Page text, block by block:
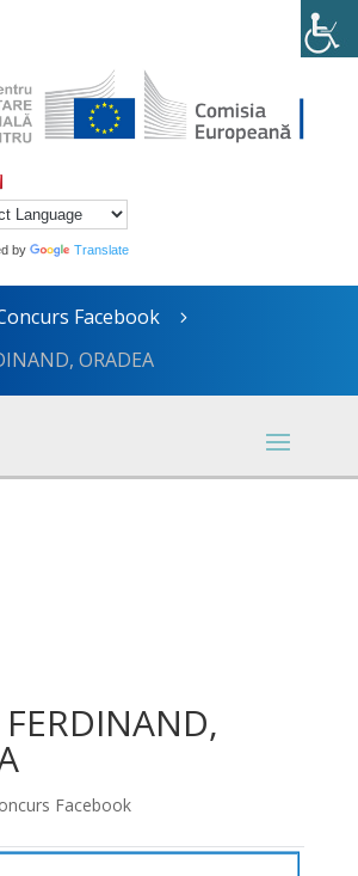
by Translate
Facebook 5
ORADEA
Facebook